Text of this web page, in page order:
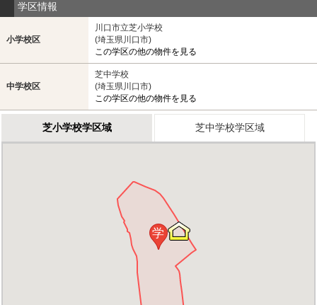
学区情報
小学校区
川口市立芝小学校
(埼玉県川口市)
この学区の他の物件を見る
中学校区
芝中学校
(埼玉県川口市)
この学区の他の物件を見る
芝小学校学区域 芝中学校学区域
学